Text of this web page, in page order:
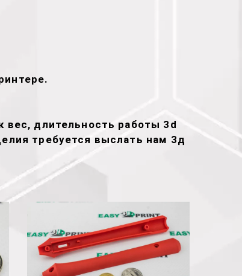
вес, длительность работы 3d
требуется выслать нам 3д